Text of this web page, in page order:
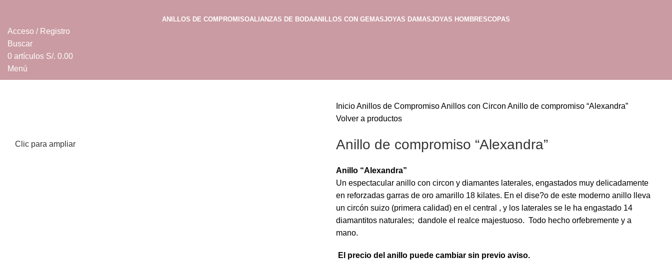
ANILLOS DE COMPROMISOALIANZAS DE BODAANILLOS CON GEMASJOYAS DAMASJOYAS HOMBRESCOPAS
Acceso / Registro
Buscar
0 artículos S/. 0.00
Menú
Clic para ampliar
InicioAnillos de CompromisoAnillos con Circon Anillo de compromiso “Alexandra”
Volver a productos
Anillo de compromiso “Alexandra”
Anillo “Alexandra”
Un espectacular anillo con circon y diamantes laterales, engastados muy delicadamente
en reforzadas garras de oro amarillo 18 kilates. En el dise?o de este moderno anillo lleva
un circón suizo (primera calidad) en el central , y los laterales se le ha engastado 14
diamantitos naturales; dandole el realce majestuoso. Todo hecho orfebremente y a
mano.
El precio del anillo puede cambiar sin previo aviso.